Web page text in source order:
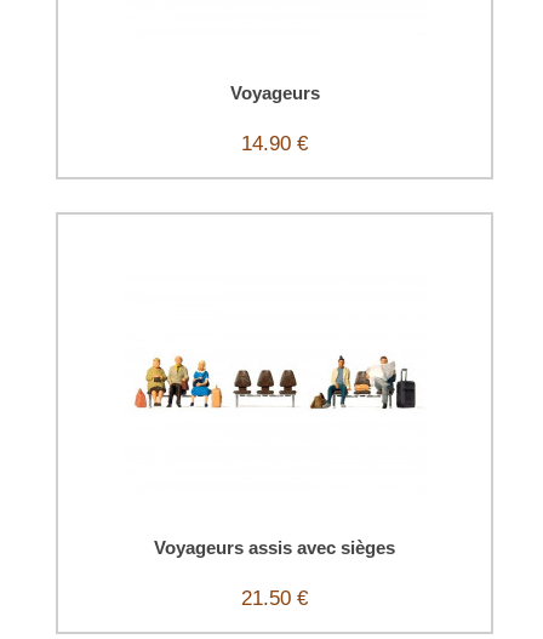
Voyageurs
14.90 €
Voyageurs assis avec sièges
21.50 €